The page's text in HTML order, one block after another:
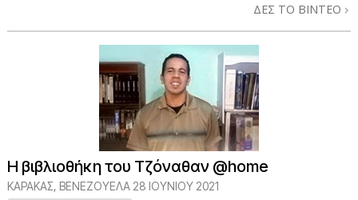
ΔΕΣ ΤΟ ΒΙΝΤΕΟ
Η βιβλιοθήκη του Τζόναθαν @home
ΚΑΡΑΚΑΣ, ΒΕΝΕΖΟΥΕΛΑ 28 ΙΟΥΝΙΟΥ 2021